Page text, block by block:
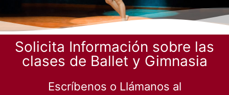
Solicita Información sobre las
clases de Ballet y Gimnasia
Escríbenos o Llámanos al